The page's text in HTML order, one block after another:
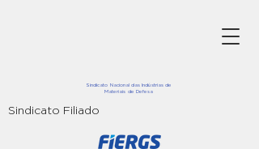
Sindicato Nacional das Indústrias de
Materiais de Defesa
Sindicato Filiado